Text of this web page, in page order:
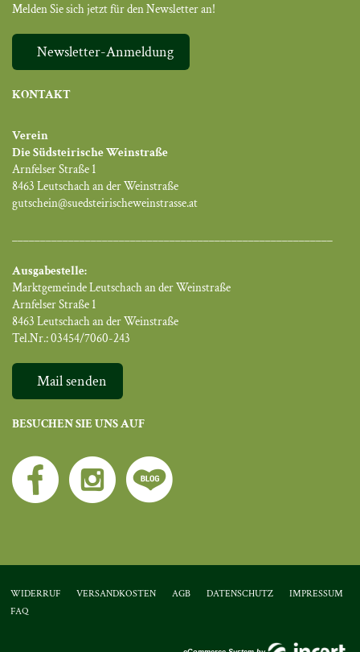
Melden Sie sich jetzt für den Newsletter an!
Newsletter-Anmeldung
KONTAKT
Verein
Die Südsteirische Weinstraße
Arnfelser Straße 1
8463 Leutschach an der Weinstraße
gutschein@suedsteirischeweinstrasse.at
Ausgabestelle:
Marktgemeinde Leutschach an der Weinstraße
Arnfelser Straße 1
8463 Leutschach an der Weinstraße
Tel.Nr.: 03454/7060-243
Mail senden
BESUCHEN SIE UNS AUF
WIDERRUF VERSANDKOSTEN AGB DATENSCHUTZ
IMPRESSUM
FAQ